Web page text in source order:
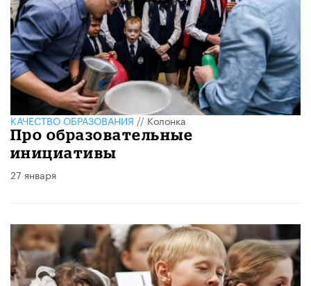
КАЧЕСТВО ОБРАЗОВАНИЯ//Колонка
Про образовательные
инициативы
27 января